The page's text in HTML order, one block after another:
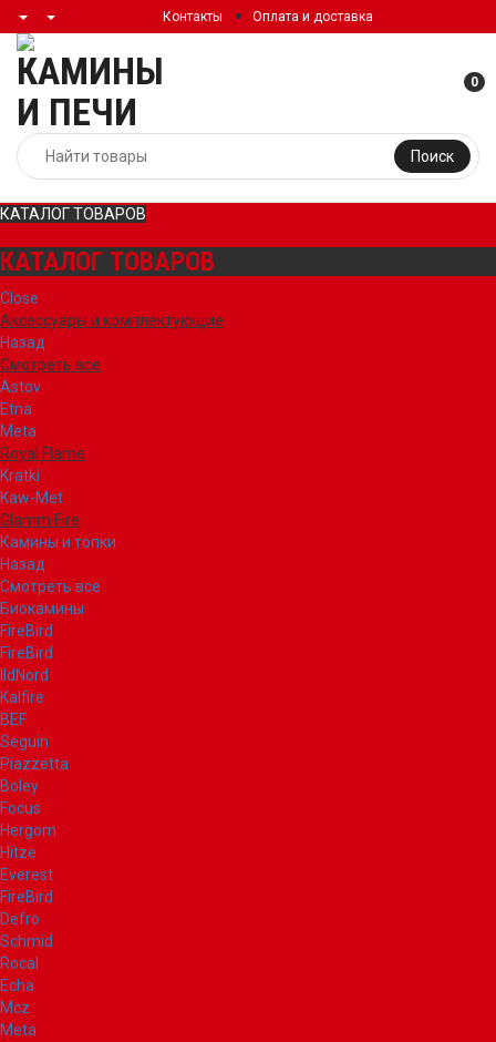
Контакты Оплата и доставка
Поиск
0
КАТАЛОГ ТОВАРОВ
КАТАЛОГ ТОВАРОВ
Close
Аксессуары и комплектующие
Назад
Смотреть все
Astov
Etna
Meta
Royal Flame
Kratki
Kaw-Met
Glamm Fire
Камины и топки
Назад
Смотреть все
Биокамины
FireBird
FireBird
IldNord
Kalfire
BEF
Seguin
Piazzetta
Boley
Focus
Hergom
Hitze
Everest
FireBird
Defro
Schmid
Rocal
Echa
Mcz
Meta